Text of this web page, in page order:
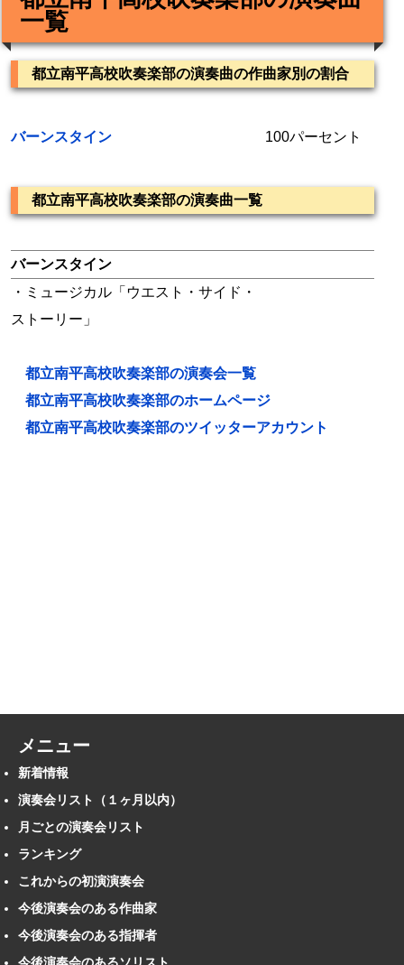
一覧
都立南平高校吹奏楽部の演奏曲の作曲家別の割合
バーンスタイン 100パーセント
都立南平高校吹奏楽部の演奏曲一覧
バーンスタイン
・ミュージカル「ウエスト・サイド・
ストーリー」
都立南平高校吹奏楽部の演奏会一覧
都立南平高校吹奏楽部のホームページ
都立南平高校吹奏楽部のツイッターアカウント
メニュー
新着情報
演奏会リスト（１ヶ月以内）
月ごとの演奏会リスト
ランキング
これからの初演演奏会
今後演奏会のある作曲家
今後演奏会のある指揮者